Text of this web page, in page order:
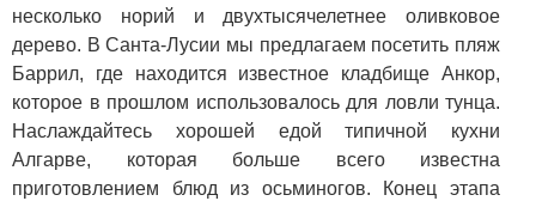
несколько норий и двухтысячелетнее оливковое
дерево. В Санта-Лусии мы предлагаем посетить пляж
Баррил, где находится известное кладбище Анкор,
которое в прошлом использовалось для ловли тунца.
Наслаждайтесь хорошей едой типичной кухни
Алгарве, которая больше всего известна
приготовлением блюд из осьминогов. Конец этапа